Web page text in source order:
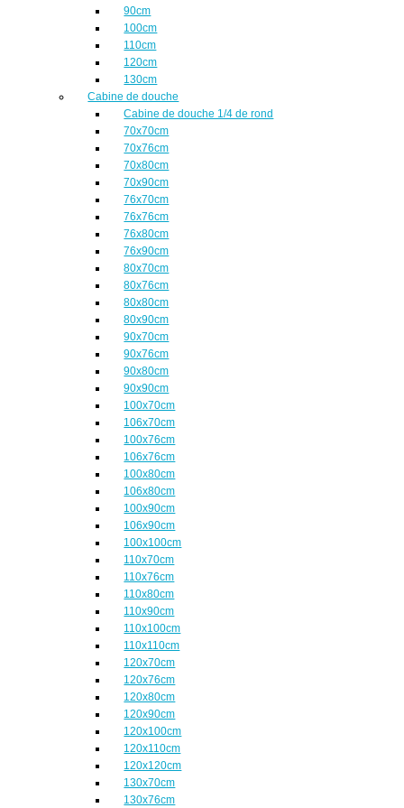
90cm
100cm
110cm
120cm
130cm
Cabine de douche
Cabine de douche 1/4 de rond
70x70cm
70x76cm
70x80cm
70x90cm
76x70cm
76x76cm
76x80cm
76x90cm
80x70cm
80x76cm
80x80cm
80x90cm
90x70cm
90x76cm
90x80cm
90x90cm
100x70cm
106x70cm
100x76cm
106x76cm
100x80cm
106x80cm
100x90cm
106x90cm
100x100cm
110x70cm
110x76cm
110x80cm
110x90cm
110x100cm
110x110cm
120x70cm
120x76cm
120x80cm
120x90cm
120x100cm
120x110cm
120x120cm
130x70cm
130x76cm